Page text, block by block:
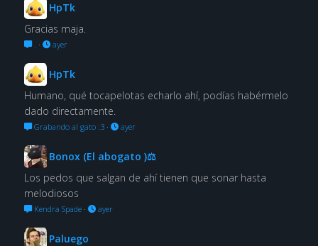
HpTk
Gracias maja.
. · ayer
HpTk
Humano, qué tocapelotas echarlo ahí, podías habérmelo
dado directamente.
Grabando al gato :3· ayer
Bonox (El abogato )⚖
Los pedos que salgan de ahí tienen que sonar hasta
melodiosos
Kendra Spade· ayer
Paluego